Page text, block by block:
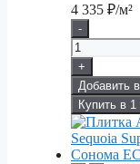
4 335 ₽/м²
-
+
Добавить
Купить в 1